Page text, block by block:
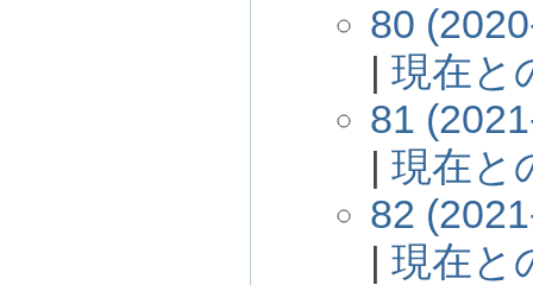
80
| 現在と
81
| 現在と
82
| 現在と